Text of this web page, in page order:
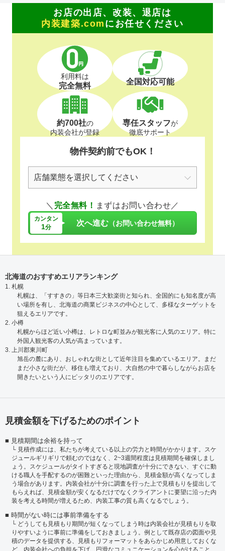
お店の出店、改装、退店は
内装建築.com にお任せください
利用料は
完全無料 全国対応可能
約700社の
内装会社が登録
専任スタッフが
徹底サポート
物件契約前でもOK！
＼ 完全無料！ まずはお問い合わせ／
カンタン
1分 次へ進む （お問い合わせ無料）
北海道のおすすめエリアランキング
1. 札幌
札幌は、「すすきの」等日本三大歓楽街と知られ、全国的にも知名度が高
い場所を有し、北海道の商業ビジネスの中心として、多様なターゲットを
狙えるエリアです。
2. 小樽
札幌からほど近い小樽は、レトロな町並みが観光客に人気のエリア。特に
外国人観光客の人気が高まっています。
3. 上川郡東川町
旭岳の麓にあり、おしゃれな街として近年注目を集めているエリア。まだ
まだ小さな街だが、移住も増えており、大自然の中で暮らしながらお店を
開きたいという人にピッタリのエリアです。
見積金額を下げるためのポイント
見積期間は余裕を持って
見積作成には、私たちが考えている以上の労力と時間がかかります。スケ
ジュールギリギリで頼むのではなく、2~3週間程度は見積期間を確保しまし
ょう。スケジュールがタイトすぎると現地調査が十分にできない、すぐに動
ける職人を手配するのが困難といった理由から、見積金額が高くなってしま
う場合があります。内装会社が十分に調査を行った上で見積もりを提出して
もらえれば、見積金額が安くなるだけでなくクライアントに要望に沿った内
装を考える時間が増えるため、内装工事の質も高くなるでしょう。
時間がない時には事前準備をする
どうしても見積もり期間が短くなってしまう時は内装会社が見積もりを取
りやすいように事前に準備をしておきましょう。例として既存店の図面や見
積のデータを提供する、見積もりフォーマットをあらかじめ用意しておくな
ど、内装会社への負担を下げ、円滑なコミュニケーションを心がけること